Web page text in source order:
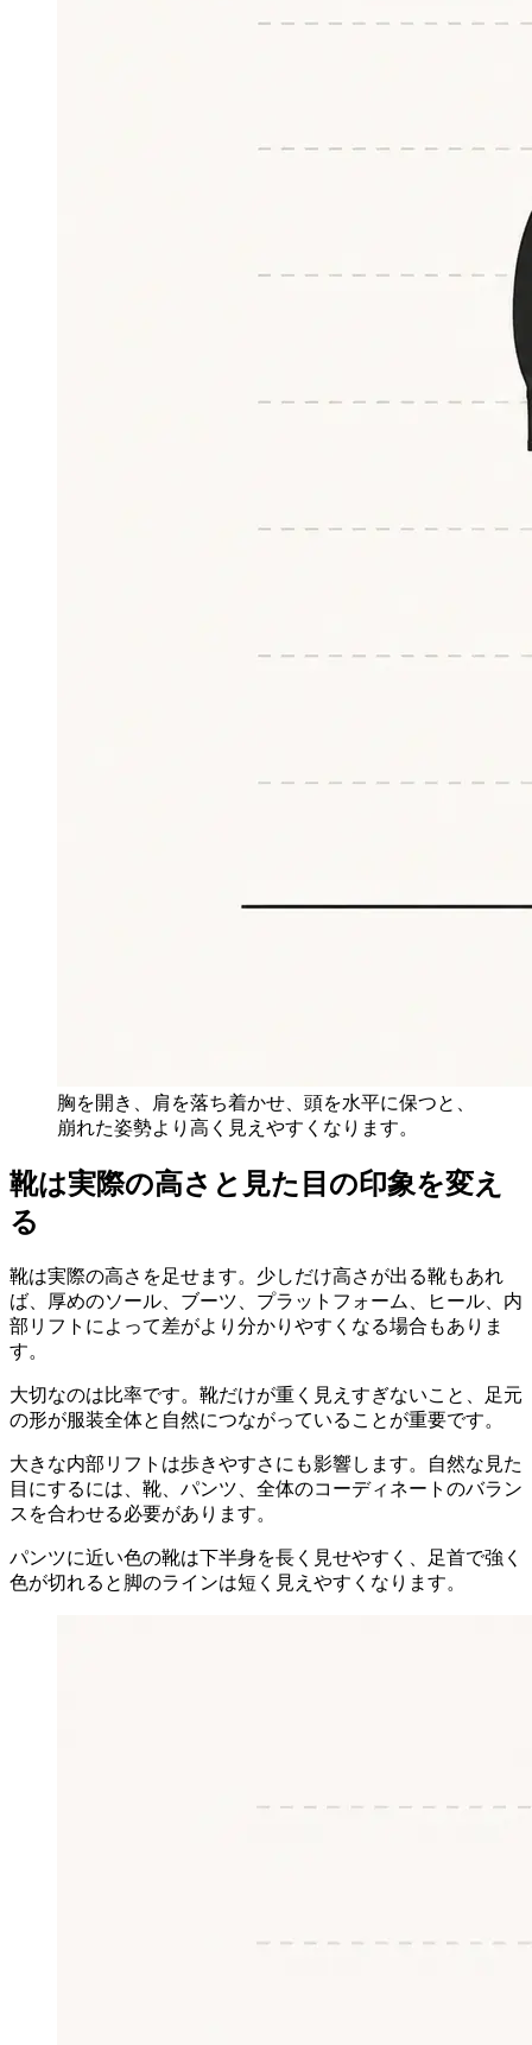
胸を開き、肩を落ち着かせ、頭を水平に保つと、
崩れた姿勢より高く見えやすくなります。
靴は実際の高さと見た目の印象を変え
る
靴は実際の高さを足せます。少しだけ高さが出る靴もあれ
ば、厚めのソール、ブーツ、プラットフォーム、ヒール、内
部リフトによって差がより分かりやすくなる場合もありま
す。
大切なのは比率です。靴だけが重く見えすぎないこと、足元
の形が服装全体と自然につながっていることが重要です。
大きな内部リフトは歩きやすさにも影響します。自然な見た
目にするには、靴、パンツ、全体のコーディネートのバラン
スを合わせる必要があります。
パンツに近い色の靴は下半身を長く見せやすく、足首で強く
色が切れると脚のラインは短く見えやすくなります。